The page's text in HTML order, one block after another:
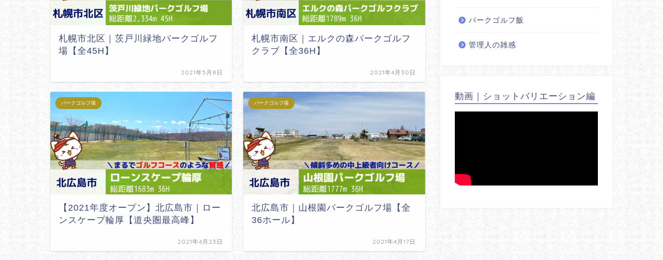
札幌市北区｜茨戸川緑地パークゴルフ
場【全45H】
2021年5月8日
札幌市南区｜エルクの森パークゴルフ
クラブ【全36H】
2021年4月30日
パークゴルフ場
【2021年度オープン】北広島市｜ロー
ンスケープ輪厚【道央圏最高峰】
2021年4月23日
パークゴルフ場
北広島市｜山根園パークゴルフ場【全
36ホール】
2021年4月17日
パークゴルフ飯
管理人の雑感
動画｜ショットバリエーション編